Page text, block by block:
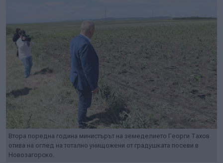
Втора поредна година министърът на земеделието Георги Тахов
отива на оглед на тотално унищожени от градушката посеви в
Новозагорско.